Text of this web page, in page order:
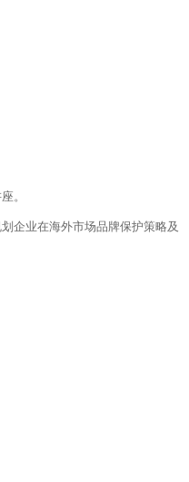
。
企业在海外市场品牌保护策略及